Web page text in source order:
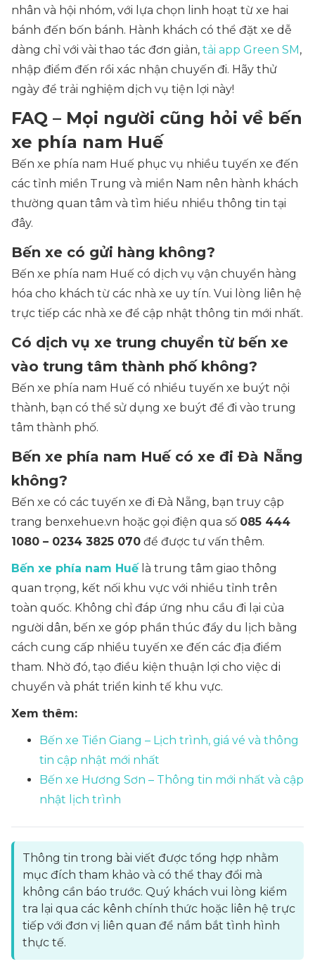
nhân và hội nhóm, với lựa chọn linh hoạt từ xe hai
bánh đến bốn bánh. Hành khách có thể đặt xe dễ
dàng chỉ với vài thao tác đơn giản, tải app Green SM,
nhập điểm đến rồi xác nhận chuyến đi. Hãy thử
ngày để trải nghiệm dịch vụ tiện lợi này!
FAQ – Mọi người cũng hỏi về bến
xe phía nam Huế
Bến xe phía nam Huế phục vụ nhiều tuyến xe đến
các tỉnh miền Trung và miền Nam nên hành khách
thường quan tâm và tìm hiểu nhiều thông tin tại
đây.
Bến xe có gửi hàng không?
Bến xe phía nam Huế có dịch vụ vận chuyển hàng
hóa cho khách từ các nhà xe uy tín. Vui lòng liên hệ
trực tiếp các nhà xe để cập nhật thông tin mới nhất.
Có dịch vụ xe trung chuyển từ bến xe
vào trung tâm thành phố không?
Bến xe phía nam Huế có nhiều tuyến xe buýt nội
thành, bạn có thể sử dụng xe buýt để đi vào trung
tâm thành phố.
Bến xe phía nam Huế có xe đi Đà Nẵng
không?
Bến xe có các tuyến xe đi Đà Nẵng, bạn truy cập
trang benxehue.vn hoặc gọi điện qua số 085 444
1080 – 0234 3825 070 để được tư vấn thêm.
Bến xe phía nam Huếlà trung tâm giao thông
quan trọng, kết nối khu vực với nhiều tỉnh trên
toàn quốc. Không chỉ đáp ứng nhu cầu đi lại của
người dân, bến xe góp phần thúc đẩy du lịch bằng
cách cung cấp nhiều tuyến xe đến các địa điểm
tham. Nhờ đó, tạo điều kiện thuận lợi cho việc di
chuyển và phát triển kinh tế khu vực.
Xem thêm:
Bến xe Tiền Giang – Lịch trình, giá vé và thông
tin cập nhật mới nhất
Bến xe Hương Sơn – Thông tin mới nhất và cập
nhật lịch trình
Thông tin trong bài viết được tổng hợp nhằm
mục đích tham khảo và có thể thay đổi mà
không cần báo trước. Quý khách vui lòng kiểm
tra lại qua các kênh chính thức hoặc liên hệ trực
tiếp với đơn vị liên quan để nắm bắt tình hình
thực tế.